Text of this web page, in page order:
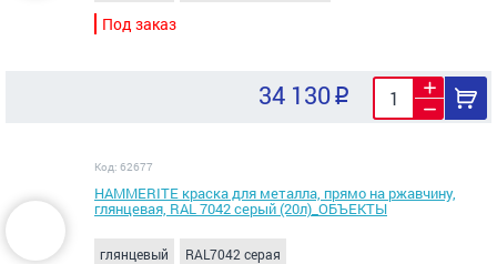
Под заказ
34 130
Код: 62677
HAMMERITE краска для металла, прямо на ржавчину,
глянцевая, RAL 7042 серый (20л)_ОБЪЕКТЫ
глянцевый RAL7042 серая